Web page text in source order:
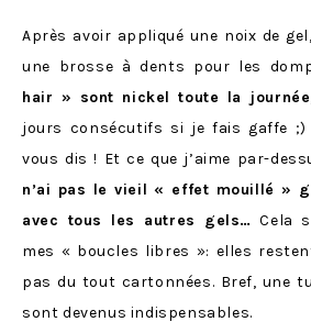
Après avoir appliqué une noix de
une brosse à dents pour les
hair » sont nickel toute la journée
jours consécutifs si je fais gaffe ;)
vous dis ! Et ce que j’aime par-
n’ai pas le vieil « effet mouillé »
avec tous les autres gels… Cela
mes « boucles libres »: elles
pas du tout cartonnées. Bref, une
sont devenus indispensables.